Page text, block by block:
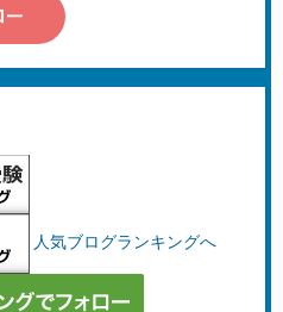
人気ブログランキングへ